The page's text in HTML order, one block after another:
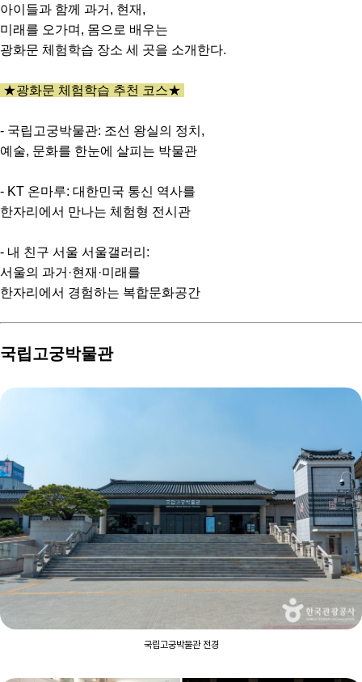
아이들과 함께 과거, 현재,
미래를 오가며, 몸으로 배우는
광화문 체험학습 장소 세 곳을 소개한다.
★광화문 체험학습 추천 코스★
- 국립고궁박물관: 조선 왕실의 정치,
예술, 문화를 한눈에 살피는 박물관
- KT 온마루: 대한민국 통신 역사를
한자리에서 만나는 체험형 전시관
- 내 친구 서울 서울갤러리:
서울의 과거·현재·미래를
한자리에서 경험하는 복합문화공간
국립고궁박물관
국립고궁박물관 전경